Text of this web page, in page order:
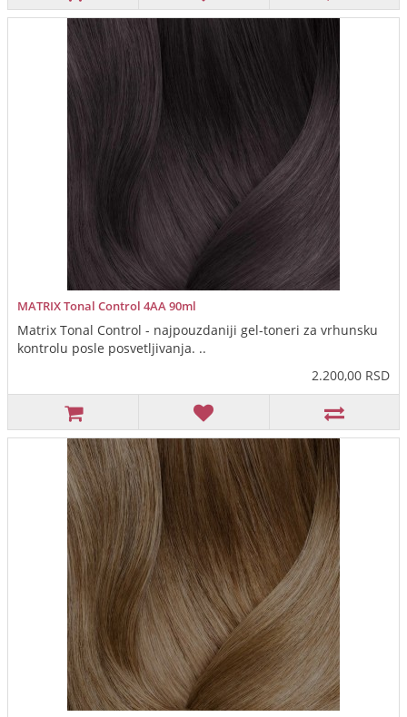
MATRIX Tonal Control 4AA 90ml
Matrix Tonal Control - najpouzdaniji gel-toneri za vrhunsku
kontrolu posle posvetljivanja. ..
2.200,00 RSD